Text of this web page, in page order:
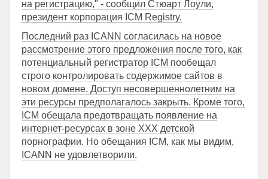
на регистрацию," - сообщил Стюарт Лоули,
президент корпорация ICM Registry.
Последний раз ICANN согласилась на новое
рассмотрение этого предложения после того, как
потенциальный регистратор ICM пообещал
строго контролировать содержимое сайтов в
новом домене. Доступ несовершеннолетним на
эти ресурсы предполагалось закрыть. Кроме того,
ICM обещала предотвращать появление на
интернет-ресурсах в зоне XXX детской
порнографии. Но обещания ICM, как мы видим,
ICANN не удовлетворили.